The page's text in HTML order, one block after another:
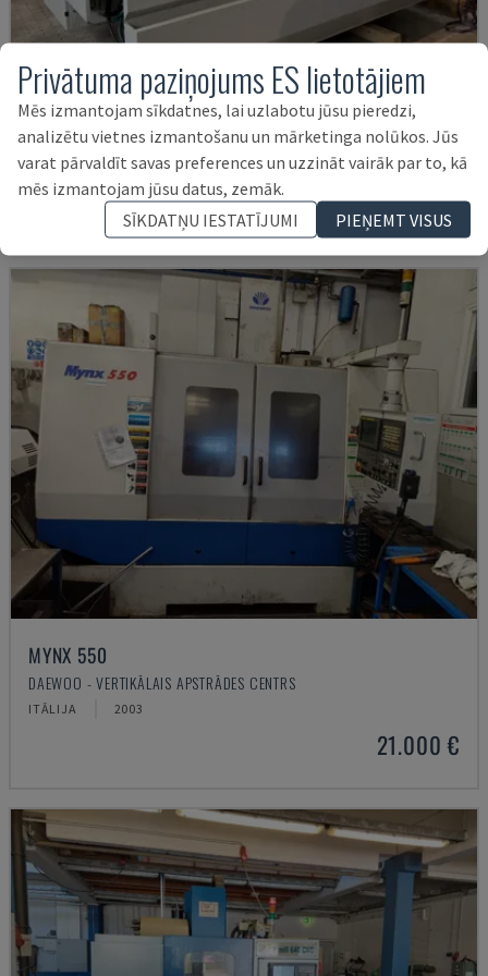
U5-1530
SPINNER - VERTIKĀLAIS APSTRĀDES CENTRS
VĀCIJA 2021 6.000 HRS
145.000 €
MYNX 550
DAEWOO - VERTIKĀLAIS APSTRĀDES CENTRS
ITĀLIJA 2003
21.000 €
Privātuma paziņojums ES lietotājiem
Mēs izmantojam sīkdatnes, lai uzlabotu jūsu pieredzi,
analizētu vietnes izmantošanu un mārketinga nolūkos. Jūs
varat pārvaldīt savas preferences un uzzināt vairāk par to, kā
mēs izmantojam jūsu datus, zemāk.
SĪKDATŅU IESTATĪJUMI
PIEŅEMT VISUS